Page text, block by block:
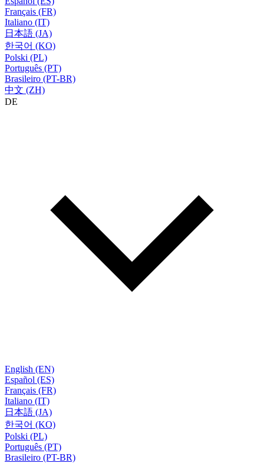
Français (FR)
Italiano (IT)
日本語 (JA)
한국어 (KO)
Polski (PL)
Português (PT)
Brasileiro (PT-BR)
中文 (ZH)
DE
English (EN)
Español (ES)
Français (FR)
Italiano (IT)
日本語 (JA)
한국어 (KO)
Polski (PL)
Português (PT)
Brasileiro (PT-BR)